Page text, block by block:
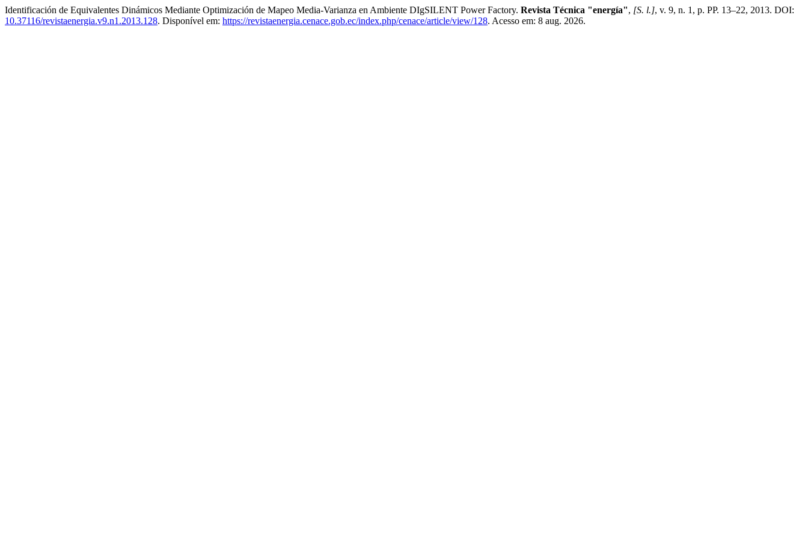
Identificación de Equivalentes Dinámicos Mediante Optimización de Mapeo Media-Varianza en Ambiente DIgSILENT Power Factory. Revista Técnica "energía", [S. l.], v. 9, n. 1, p. PP. 13–22, 2013. DOI:
10.37116/revistaenergia.v9.n1.2013.128. Disponível em: https://revistaenergia.cenace.gob.ec/index.php/cenace/article/view/128. Acesso em: 8 aug. 2026.